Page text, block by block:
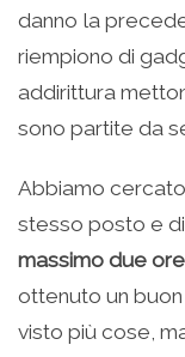
danno la
riempiono di
addirittura
sono partite da
Abbiamo
stesso posto e
massimo due
ottenuto un
visto più cose,